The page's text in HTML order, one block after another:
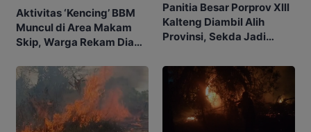
Aktivitas ‘Kencing’ BBM
Muncul di Area Makam
Skip, Warga Rekam Diam-
Panitia Besar Porprov Xlll
Kalteng Diambil Alih
Provinsi, Sekda Jadi